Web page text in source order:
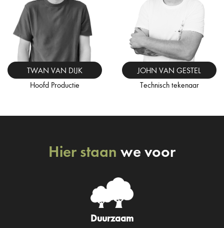
TWAN VAN DIJK
Hoofd Productie
JOHN VAN GESTEL
Technisch tekenaar
Hier staan we voor
Duurzaam